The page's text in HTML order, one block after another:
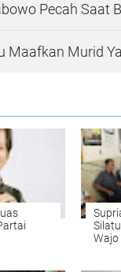
Pecah Saat
Maafkan Murid
Wajo